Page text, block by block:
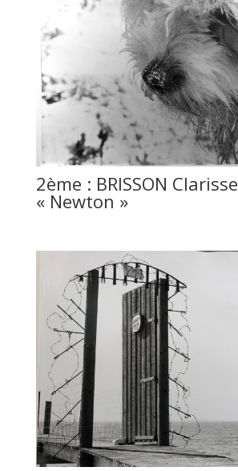
2ème : BRISSON Clarisse
« Newton »